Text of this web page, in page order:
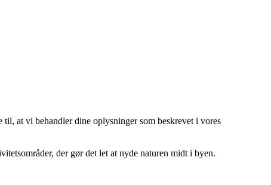
at vi behandler dine oplysninger som beskrevet i vores
der gør det let at nyde naturen midt i byen.